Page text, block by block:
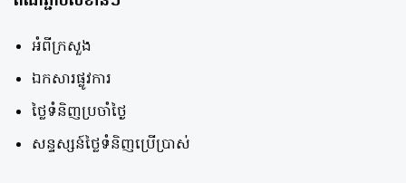
អំពីក្រសួង
ឯកសារផ្លូវការ
ថ្លៃទំនិញប្រចាំថ្ងៃ
សន្ទស្សន៍ថ្លៃទំនិញប្រើប្រាស់